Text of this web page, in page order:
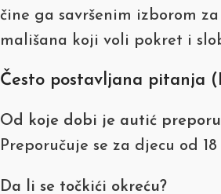
čine ga savršenim izborom
mališana koji voli pokret i
Često postavljana pitanja
Od koje dobi je autić
Preporučuje se za djecu od
Da li se točkići okreću?